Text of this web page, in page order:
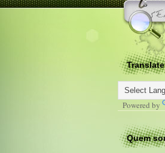
Translate
Powered by
Quem